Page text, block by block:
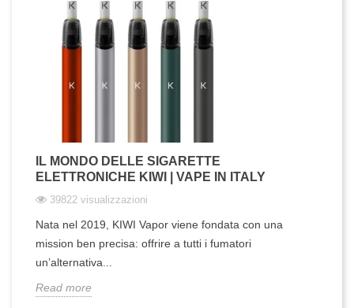
IL MONDO DELLE SIGARETTE
ELETTRONICHE KIWI | VAPE IN ITALY
39822 visualizzazioni
Nata nel 2019, KIWI Vapor viene fondata con una
mission ben precisa: offrire a tutti i fumatori
un’alternativa...
Read more